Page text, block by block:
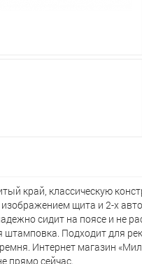
край, классическую
щита и 2-х
сидит на поясе и не
штамповка. Подходит для
Интернет магазин
прямо сейчас.